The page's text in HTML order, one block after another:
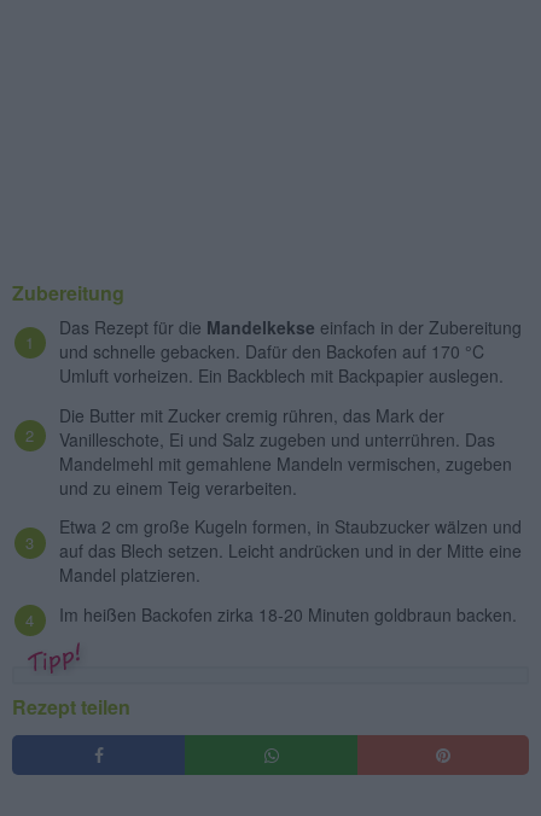
Zubereitung
Das Rezept für die Mandelkekse einfach in der Zubereitung
und schnelle gebacken. Dafür den Backofen auf 170 °C
Umluft vorheizen. Ein Backblech mit Backpapier auslegen.
Die Butter mit Zucker cremig rühren, das Mark der
Vanilleschote, Ei und Salz zugeben und unterrühren. Das
Mandelmehl mit gemahlene Mandeln vermischen, zugeben
und zu einem Teig verarbeiten.
Etwa 2 cm große Kugeln formen, in Staubzucker wälzen und
auf das Blech setzen. Leicht andrücken und in der Mitte eine
Mandel platzieren.
Im heißen Backofen zirka 18-20 Minuten goldbraun backen.
Rezept teilen